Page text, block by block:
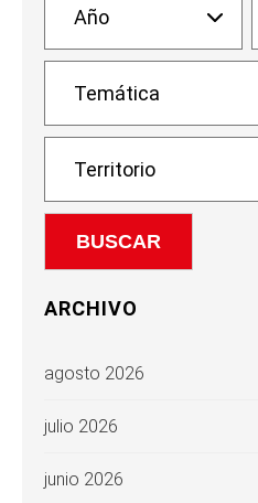
ARCHIVO
agosto 2026
julio 2026
junio 2026